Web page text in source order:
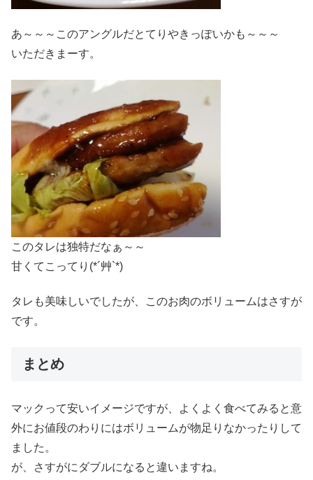
あ～～～このアングルだとてりやきっぽいかも～～～
いただきまーす。
このタレは独特だなぁ～～
甘くてこってり(*´艸`*)
タレも美味しいでしたが、このお肉のボリュームはさすが
です。
まとめ
マックって安いイメージですが、よくよく食べてみると意
外にお値段のわりにはボリュームが物足りなかったりして
ました。
が、さすがにダブルになると違いますね。